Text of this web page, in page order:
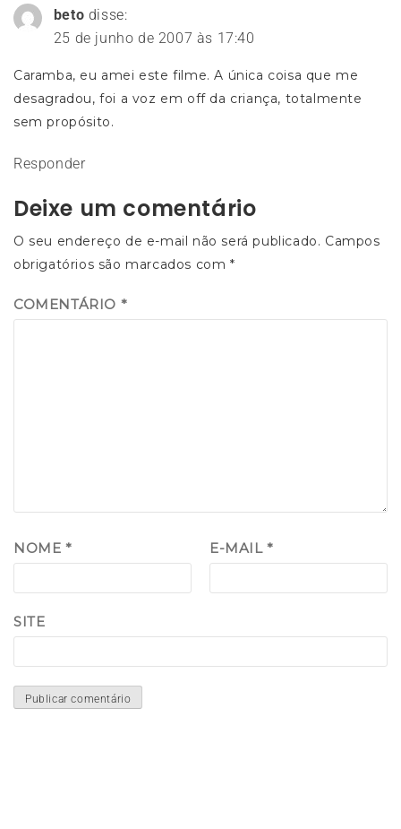
beto disse:
25 de junho de 2007 às 17:40
Caramba, eu amei este filme. A única coisa que me
desagradou, foi a voz em off da criança, totalmente
sem propósito.
Responder
Deixe um comentário
O seu endereço de e-mail não será publicado. Campos
obrigatórios são marcados com*
COMENTÁRIO *
NOME * E-MAIL*
SITE